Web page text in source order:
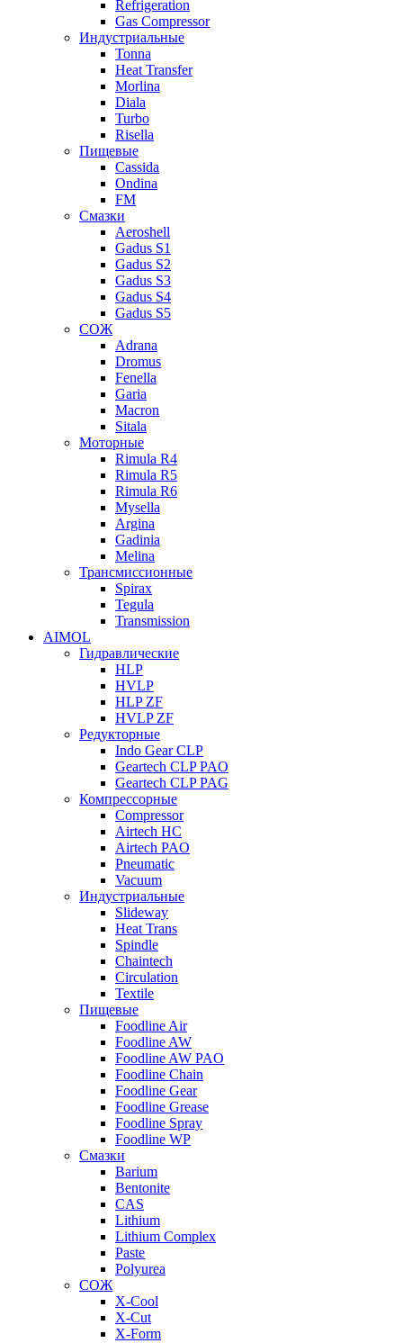
Refrigeration
Gas Compressor
Индустриальные
Tonna
Heat Transfer
Morlina
Diala
Turbo
Risella
Пищевые
Cassida
Ondina
FM
Смазки
Aeroshell
Gadus S1
Gadus S2
Gadus S3
Gadus S4
Gadus S5
СОЖ
Adrana
Dromus
Fenella
Garia
Macron
Sitala
Моторные
Rimula R4
Rimula R5
Rimula R6
Mysella
Argina
Gadinia
Melina
Трансмиссионные
Spirax
Tegula
Transmission
AIMOL
Гидравлические
HLP
HVLP
HLP ZF
HVLP ZF
Редукторные
Indo Gear CLP
Geartech CLP PAO
Geartech CLP PAG
Компрессорные
Compressor
Airtech HC
Airtech PAO
Pneumatic
Vacuum
Индустриальные
Slideway
Heat Trans
Spindle
Chaintech
Circulation
Textile
Пищевые
Foodline Air
Foodline AW
Foodline AW PAO
Foodline Chain
Foodline Gear
Foodline Grease
Foodline Spray
Foodline WP
Смазки
Barium
Bentonite
CAS
Lithium
Lithium Complex
Paste
Polyurea
СОЖ
X-Cool
X-Cut
X-Form